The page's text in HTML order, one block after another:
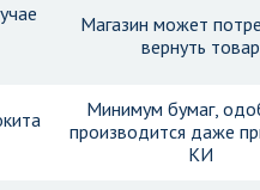
Магазин может
вернуть товар
Минимум бумаг,
производится даже
КИ